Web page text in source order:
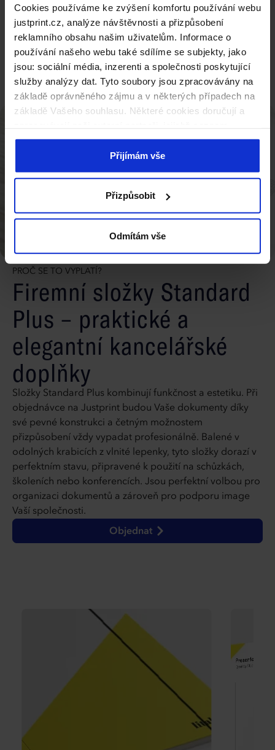
Cookies používáme ke zvýšení komfortu používání webu
justprint.cz, analýze návštěvnosti a přizpůsobení
reklamního obsahu našim uživatelům. Informace o
používání našeho webu také sdílíme se subjekty, jako
jsou: sociální média, inzerenti a společnosti poskytující
služby analýzy dat. Tyto soubory jsou zpracovávány na
základě oprávněného zájmu a v některých případech na
základě Vašeho souhlasu. Některé cookies doručují a
naleznete níže. Kliknutím na „Přijímám vše“ souhlasíte s
naším používáním všech výše uvedených typů souborů
cookie (cookies). Pokud kliknete na tlačítko „Odmítám
našich stránek. Pokud se chcete sami rozhodnout, jaké
typy cookies budou používány, klikněte na „Přizpůsobit“.
Přijímám vše
Přizpůsobit
Odmítám vše
klíčové designové prvky. Složky Standard Plus mají také
další kapsu na vizitky, což zvyšuje jejich funkčnost.
Kompletní specifikace
PROČ SE TO VYPLATÍ?
Firemní složky Standard
Plus – praktické a
elegantní kancelářské
doplňky
Složky Standard Plus kombinují funkčnost a estetiku. Při
objednávce na Justprint budou Vaše dokumenty díky
své pevné konstrukci a četným možnostem
přizpůsobení vždy vypadat profesionálně. Balené v
odolných krabicích z vlnité lepenky, tyto složky dorazí v
perfektním stavu, připravené k použití na schůzkách,
školeních nebo konferencích. Jsou perfektní volbou pro
organizaci dokumentů a zároveň pro podporu image
Vaší společnosti.
Objednat